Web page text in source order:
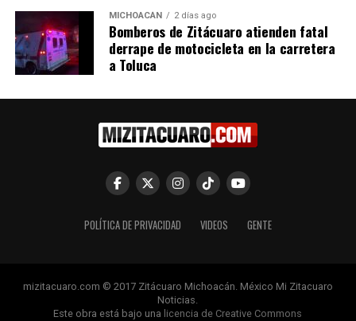
Gobernador Ramírez Bedolla
autopista Maravatío-
Inicia construcción de
fortalece al Oriente: Bedolla
MICHOACÁN 2 días ago
Bomberos de Zitácuaro atienden fatal
derrape de motocicleta en la carretera
a Toluca
POLÍTICA DE PRIVACIDAD VIDEOS GENTE
mizitacuaro.com © 2017 Zitácuaro Michoacán. México Mi Zitacuaro
Noticias.
Este obra está bajo una licencia de Creative Commons